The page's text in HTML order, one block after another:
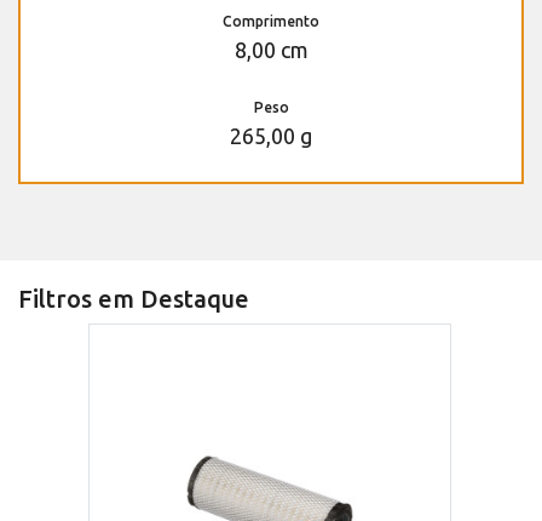
Comprimento
8,00 cm
Peso
265,00 g
Filtros em Destaque